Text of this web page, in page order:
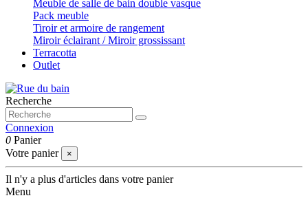
Meuble de salle de bain double vasque
Pack meuble
Tiroir et armoire de rangement
Miroir éclairant / Miroir grossissant
Terracotta
Outlet
Recherche
Connexion
0 Panier
Votre panier
×
Il n'y a plus d'articles dans votre panier
Menu